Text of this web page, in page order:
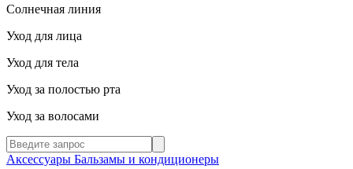
Солнечная линия
Уход для лица
Уход для тела
Уход за полостью рта
Уход за волосами
Аксессуары Бальзамы и кондиционеры